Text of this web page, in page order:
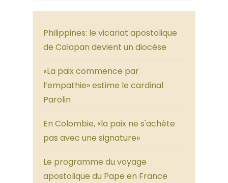
Philippines: le vicariat apostolique
de Calapan devient un diocèse
«La paix commence par
l’empathie» estime le cardinal
Parolin
En Colombie, «la paix ne s'achète
pas avec une signature»
Le programme du voyage
apostolique du Pape en France